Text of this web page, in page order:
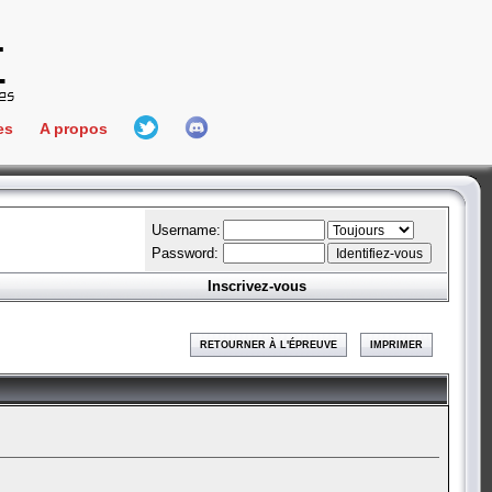
Connect
A propos
L'équipe
Hall Of Fame
Username:
Password:
Inscrivez-vous
RETOURNER À L'ÉPREUVE IMPRIMER